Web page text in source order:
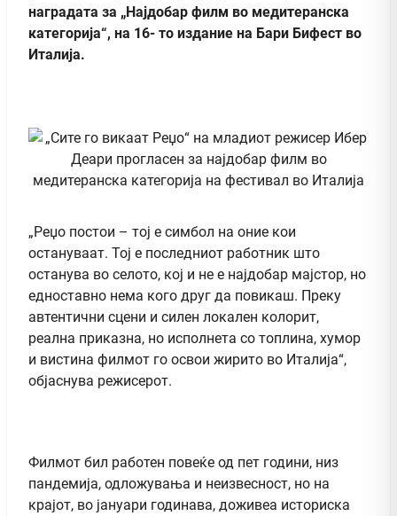
наградата за „Најдобар филм во медитеранска
категорија“, на 16- то издание на Бари Бифест во
Италија.
„Реџо постои – тој е симбол на оние кои
остануваат. Тој е последниот работник што
останува во селото, кој и не е најдобар мајстор, но
едноставно нема кого друг да повикаш. Преку
автентични сцени и силен локален колорит,
реална приказна, но исполнета со топлина, хумор
и вистина филмот го освои жирито во Италија“,
објаснува режисерот.
Филмот бил работен повеќе од пет години, низ
пандемија, одложувања и неизвесност, но на
крајот, во јануари годинава, доживеа историска